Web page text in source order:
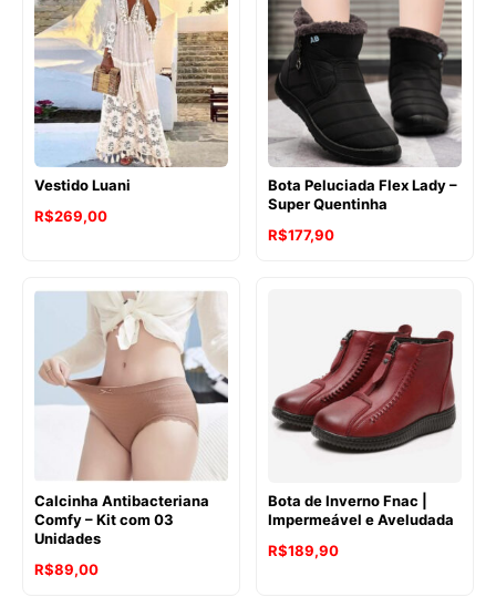
Vestido Luani
R$269,00
Bota Peluciada Flex Lady –
Super Quentinha
R$177,90
Calcinha Antibacteriana
Comfy – Kit com 03
Unidades
R$89,00
Bota de Inverno Fnac |
Impermeável e Aveludada
R$189,90